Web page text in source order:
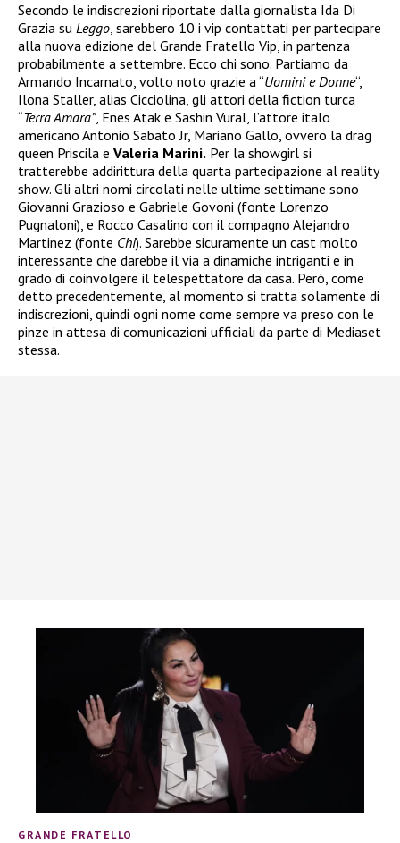
Secondo le indiscrezioni riportate dalla giornalista Ida Di
Grazia su Leggo, sarebbero 10 i vip contattati per partecipare
alla nuova edizione del Grande Fratello Vip, in partenza
probabilmente a settembre. Ecco chi sono. Partiamo da
Armando Incarnato, volto noto grazie a “Uomini e Donne“,
Ilona Staller, alias Cicciolina, gli attori della fiction turca
“Terra Amara”, Enes Atak e Sashin Vural, l’attore italo
americano Antonio Sabato Jr, Mariano Gallo, ovvero la drag
queen Priscila e Valeria Marini. Per la showgirl si
tratterebbe addirittura della quarta partecipazione al reality
show. Gli altri nomi circolati nelle ultime settimane sono
Giovanni Grazioso e Gabriele Govoni (fonte Lorenzo
Pugnaloni), e Rocco Casalino con il compagno Alejandro
Martinez (fonte Chi). Sarebbe sicuramente un cast molto
interessante che darebbe il via a dinamiche intriganti e in
grado di coinvolgere il telespettatore da casa. Però, come
detto precedentemente, al momento si tratta solamente di
indiscrezioni, quindi ogni nome come sempre va preso con le
pinze in attesa di comunicazioni ufficiali da parte di Mediaset
stessa.
GRANDE FRATELLO